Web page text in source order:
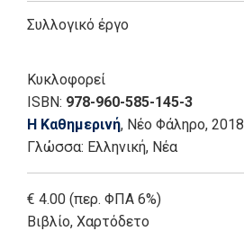
Συλλογικό έργο
Κυκλοφορεί
ISBN: 978-960-585-145-3
Η Καθημερινή, Νέο Φάληρο, 2018
Γλώσσα: Ελληνική, Νέα
€ 4.00 (περ. ΦΠΑ 6%)
Βιβλίο, Χαρτόδετο